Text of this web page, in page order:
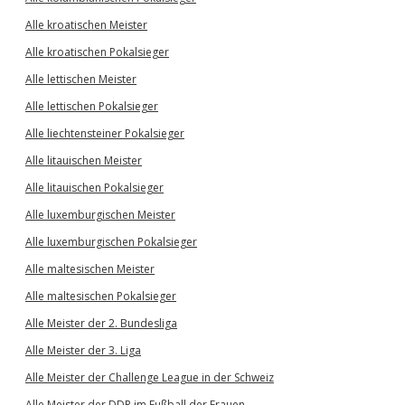
Alle kroatischen Meister
Alle kroatischen Pokalsieger
Alle lettischen Meister
Alle lettischen Pokalsieger
Alle liechtensteiner Pokalsieger
Alle litauischen Meister
Alle litauischen Pokalsieger
Alle luxemburgischen Meister
Alle luxemburgischen Pokalsieger
Alle maltesischen Meister
Alle maltesischen Pokalsieger
Alle Meister der 2. Bundesliga
Alle Meister der 3. Liga
Alle Meister der Challenge League in der Schweiz